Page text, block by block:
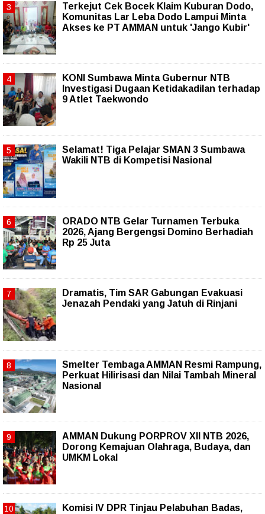
Terkejut Cek Bocek Klaim Kuburan Dodo,
Komunitas Lar Leba Dodo Lampui Minta
Akses ke PT AMMAN untuk 'Jango Kubir'
KONI Sumbawa Minta Gubernur NTB
Investigasi Dugaan Ketidakadilan terhadap
9 Atlet Taekwondo
Selamat! Tiga Pelajar SMAN 3 Sumbawa
Wakili NTB di Kompetisi Nasional
ORADO NTB Gelar Turnamen Terbuka
2026, Ajang Bergengsi Domino Berhadiah
Rp 25 Juta
Dramatis, Tim SAR Gabungan Evakuasi
Jenazah Pendaki yang Jatuh di Rinjani
Smelter Tembaga AMMAN Resmi Rampung,
Perkuat Hilirisasi dan Nilai Tambah Mineral
Nasional
AMMAN Dukung PORPROV XII NTB 2026,
Dorong Kemajuan Olahraga, Budaya, dan
UMKM Lokal
Komisi IV DPR Tinjau Pelabuhan Badas,